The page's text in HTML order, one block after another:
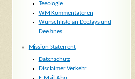
Teeologie
WM Kommentatoren
Wunschliste an DeeJays und
DeeJanes
Mission Statement
Datenschutz
Disclaimer Verkehr
E-Mail Abo